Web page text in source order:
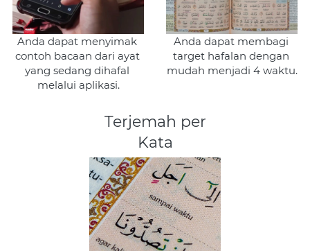
Anda dapat menyimak
contoh bacaan dari ayat
yang sedang dihafal
melalui aplikasi.
Anda dapat membagi
target hafalan dengan
mudah menjadi 4 waktu.
Terjemah per
Kata